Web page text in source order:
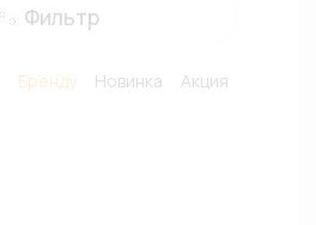
Фильтр
Бренду Новинка
Акция